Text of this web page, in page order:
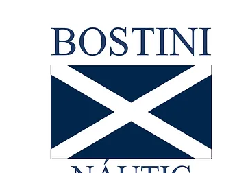
HOME